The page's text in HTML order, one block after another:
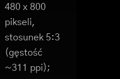
480 x 800
pikseli,
stosunek 5:3
(gęstość
~311 ppi);